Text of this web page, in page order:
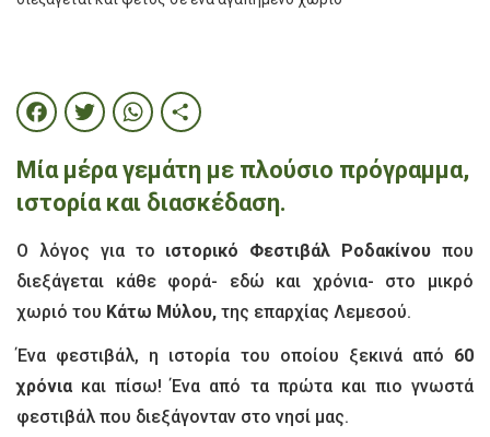
Facebook
Twitter
WhatsApp
Share
Μία μέρα γεμάτη με πλούσιο πρόγραμμα,
ιστορία και διασκέδαση.
Ο λόγος για το ιστορικό Φεστιβάλ Ροδακίνου που
διεξάγεται κάθε φορά- εδώ και χρόνια- στο μικρό
χωριό του Κάτω Μύλου, της επαρχίας Λεμεσού.
Ένα φεστιβάλ, η ιστορία του οποίου ξεκινά από 60
χρόνιακαι πίσω! Ένα από τα πρώτα και πιο γνωστά
φεστιβάλ που διεξάγονταν στο νησί μας.